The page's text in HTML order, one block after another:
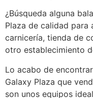
¿Búsqueda alguna
Plaza de calidad para
carnicería, tienda de
otro establecimiento
Lo acabo de
Galaxy Plaza que
son unos equipos